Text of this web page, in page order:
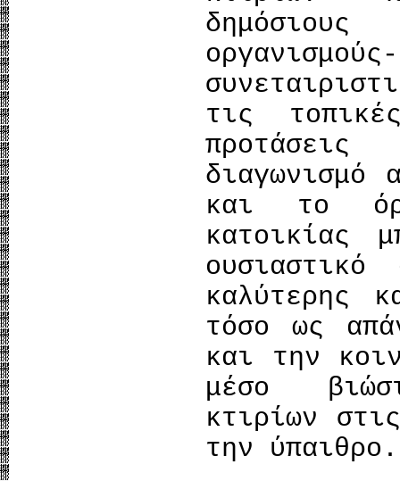
τις
διαγωνισμό
και το
κατοικίας
καλύτερης
τόσο ως
και την
μέσο
κτιρίων
την ύπαιθρο.